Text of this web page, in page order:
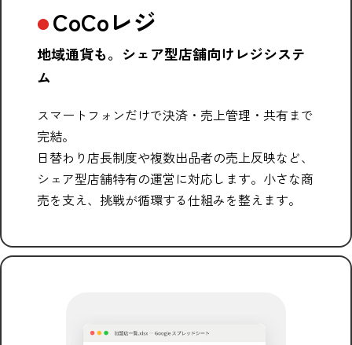
CoCoレジ
地域通貨も。シェア型店舗向けレジシステ
ム
スマートフォンだけで決済・売上管理・共有まで
完結。
日替わり店長制度や複数出品者の売上反映など、
シェア型店舗特有の運営に対応します。小さな商
売を支え、挑戦が循環する仕組みを整えます。